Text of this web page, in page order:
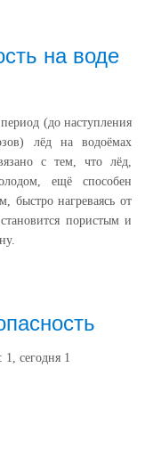
на воде
(до наступления
лёд на водоёмах
с тем, что лёд,
ещё способен
быстро нагреваясь от
пористым и
1, сегодня 1